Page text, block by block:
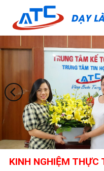
content
NGHIỆM THỰC